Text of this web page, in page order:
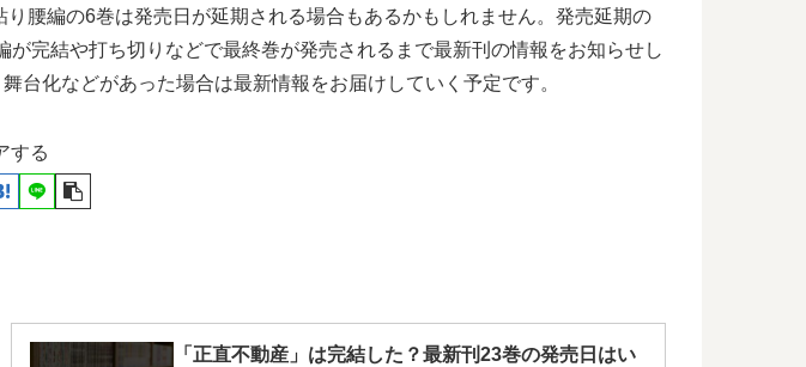
腰編の6巻は発売日が延期される場合もあるかもしれません。発売延期の
完結や打ち切りなどで最終巻が発売されるまで最新刊の情報をお知らせし
台化などがあった場合は最新情報をお届けしていく予定です。
する
「正直不動産」は完結した？最新刊23巻の発売日はい